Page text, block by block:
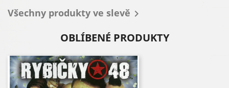
Všechny produkty ve slevě 
OBLÍBENÉ PRODUKTY